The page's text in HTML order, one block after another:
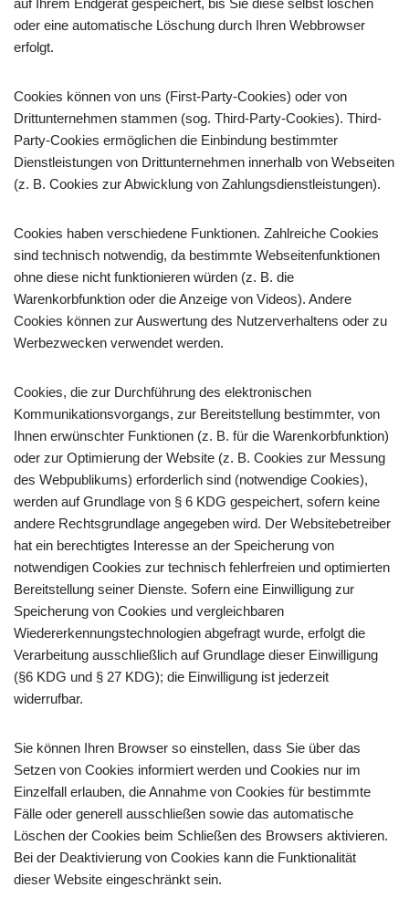
auf Ihrem Endgerät gespeichert, bis Sie diese selbst löschen
oder eine automatische Löschung durch Ihren Webbrowser
erfolgt.
Cookies können von uns (First-Party-Cookies) oder von
Drittunternehmen stammen (sog. Third-Party-Cookies). Third-
Party-Cookies ermöglichen die Einbindung bestimmter
Dienstleistungen von Drittunternehmen innerhalb von Webseiten
(z. B. Cookies zur Abwicklung von Zahlungsdienstleistungen).
Cookies haben verschiedene Funktionen. Zahlreiche Cookies
sind technisch notwendig, da bestimmte Webseitenfunktionen
ohne diese nicht funktionieren würden (z. B. die
Warenkorbfunktion oder die Anzeige von Videos). Andere
Cookies können zur Auswertung des Nutzerverhaltens oder zu
Werbezwecken verwendet werden.
Cookies, die zur Durchführung des elektronischen
Kommunikationsvorgangs, zur Bereitstellung bestimmter, von
Ihnen erwünschter Funktionen (z. B. für die Warenkorbfunktion)
oder zur Optimierung der Website (z. B. Cookies zur Messung
des Webpublikums) erforderlich sind (notwendige Cookies),
werden auf Grundlage von § 6 KDG gespeichert, sofern keine
andere Rechtsgrundlage angegeben wird. Der Websitebetreiber
hat ein berechtigtes Interesse an der Speicherung von
notwendigen Cookies zur technisch fehlerfreien und optimierten
Bereitstellung seiner Dienste. Sofern eine Einwilligung zur
Speicherung von Cookies und vergleichbaren
Wiedererkennungstechnologien abgefragt wurde, erfolgt die
Verarbeitung ausschließlich auf Grundlage dieser Einwilligung
(§6 KDG und § 27 KDG); die Einwilligung ist jederzeit
widerrufbar.
Sie können Ihren Browser so einstellen, dass Sie über das
Setzen von Cookies informiert werden und Cookies nur im
Einzelfall erlauben, die Annahme von Cookies für bestimmte
Fälle oder generell ausschließen sowie das automatische
Löschen der Cookies beim Schließen des Browsers aktivieren.
Bei der Deaktivierung von Cookies kann die Funktionalität
dieser Website eingeschränkt sein.